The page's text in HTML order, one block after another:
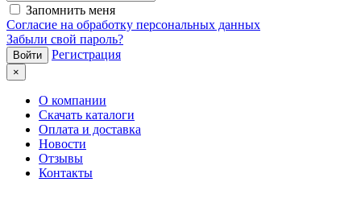
Запомнить меня
Согласие на обработку персональных данных
Забыли свой пароль?
Регистрация
×
О компании
Скачать каталоги
Оплата и доставка
Новости
Отзывы
Контакты